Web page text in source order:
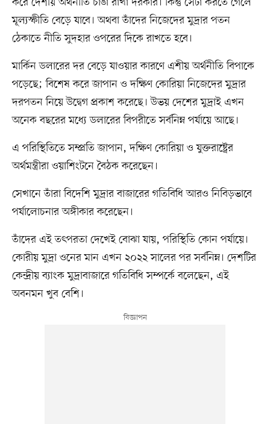
মূল্যস্ফীতি বেড়ে যাবে। অথবা তাঁদের নিজেদের মুদ্রার পতন
ঠেকাতে নীতি সুদহার ওপরের দিকে রাখতে হবে।
মার্কিন ডলারের দর বেড়ে যাওয়ার কারণে এশীয় অর্থনীতি বিপাকে
পড়েছে; বিশেষ করে জাপান ও দক্ষিণ কোরিয়া নিজেদের মুদ্রার
দরপতন নিয়ে উদ্বেগ প্রকাশ করেছে। উভয় দেশের মুদ্রাই এখন
অনেক বছরের মধ্যে ডলারের বিপরীতে সর্বনিম্ন পর্যায়ে আছে।
এ পরিস্থিতিতে সম্প্রতি জাপান, দক্ষিণ কোরিয়া ও যুক্তরাষ্ট্রের
অর্থমন্ত্রীরা ওয়াশিংটনে বৈঠক করেছেন।
সেখানে তাঁরা বিদেশি মুদ্রার বাজারের গতিবিধি আরও নিবিড়ভাবে
পর্যালোচনার অঙ্গীকার করেছেন।
তাঁদের এই তৎপরতা দেখেই বোঝা যায়, পরিস্থিতি কোন পর্যায়ে।
কোরীয় মুদ্রা ওনের মান এখন ২০২২ সালের পর সর্বনিম্ন। দেশটির
কেন্দ্রীয় ব্যাংক মুদ্রাবাজারে গতিবিধি সম্পর্কে বলেছেন, এই
অবনমন খুব বেশি।